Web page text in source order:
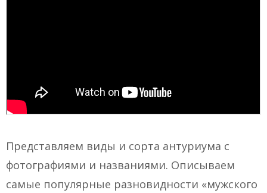
Представляем виды и сорта антуриума с
фотографиями и названиями. Описываем
самые популярные разновидности «мужского